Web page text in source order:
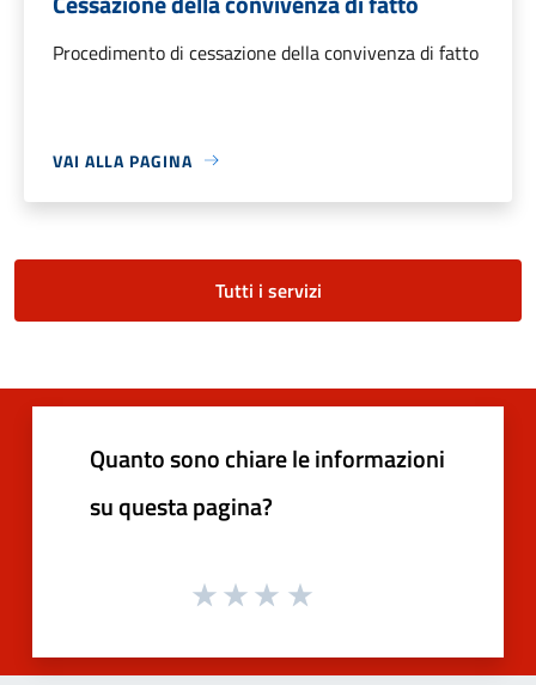
Procedimento di cessazione della convivenza di fatto
VAI ALLA PAGINA
Tutti i servizi
Quanto sono chiare le informazioni
su questa pagina?